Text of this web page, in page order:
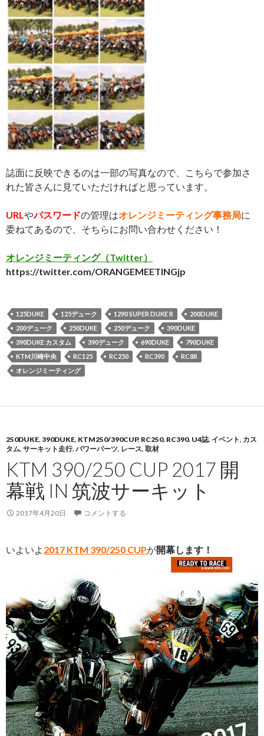
誌面に反映できるのは一部の写真なので、こちらで参加さ
れた皆さんに見ていただければと思っています。
URLやパスワードの管理はオレンジミーティング事務局に
委ねてあるので、そちらにお問い合わせください！
オレンジミーティング（Twitter）
https://twitter.com/ORANGEMEETINGjp
125DUKE 125デューク 1290 SUPER DUKE R
200DUKE
200デューク
250DUKE 250デューク
390DUKE
390DUKE カスタム
390デューク 690DUKE
790DUKE
KTM川崎中央
RC125 RC250 RC390
RC8R
オレンジミーティング
250DUKE, 390DUKE, KTM250/390CUP, RC250, RC390, U4誌, イベント, カス
タム, サーキット走行, パワーパーツ, レース, 取材
KTM 390/250 CUP 2017 開
幕戦 IN 筑波サーキット
2017年4月20日 コメントする
いよいよ 2017 KTM 390/250 CUPが開幕します！